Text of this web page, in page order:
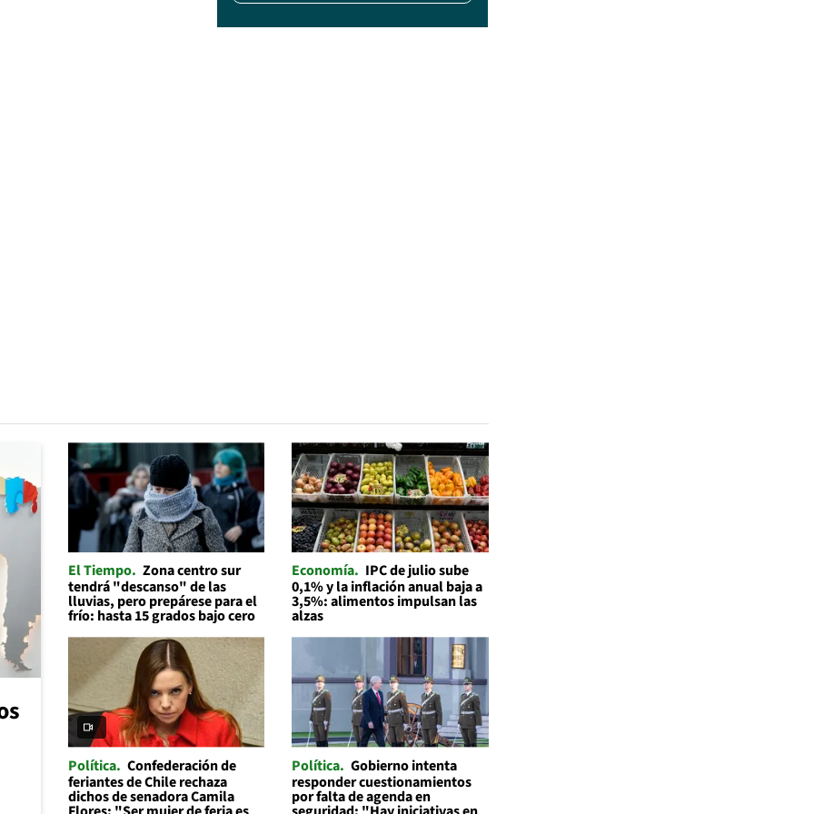
El Tiempo Zona centro sur
tendrá "descanso" de las
lluvias, pero prepárese para el
frío: hasta 15 grados bajo cero
Economía IPC de julio sube
0,1% y la inflación anual baja a
3,5%: alimentos impulsan las
alzas
Política Confederación de
feriantes de Chile rechaza
dichos de senadora Camila
Política Gobierno intenta
responder cuestionamientos
por falta de agenda en